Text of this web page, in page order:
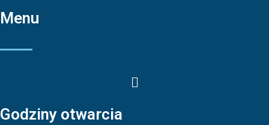
Menu
Godziny otwarcia